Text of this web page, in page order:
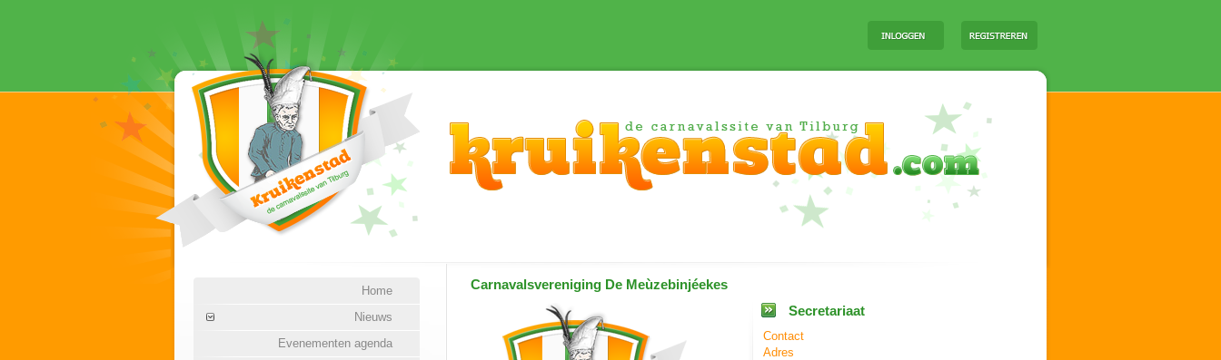
Home
Nieuws
Evenementen agenda
Carnavalsvereniging De Meùzebinjéekes
Secretariaat
Contact
Adres